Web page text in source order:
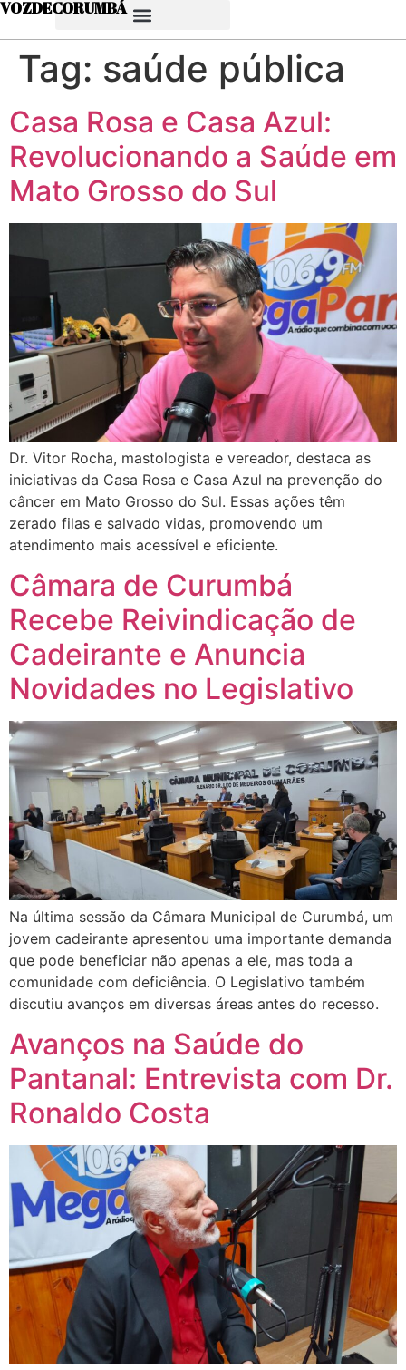
VOZDECORUMBÁ
Tag: saúde pública
Casa Rosa e Casa Azul:
Revolucionando a Saúde em
Mato Grosso do Sul
Dr. Vitor Rocha, mastologista e vereador, destaca as
iniciativas da Casa Rosa e Casa Azul na prevenção do
câncer em Mato Grosso do Sul. Essas ações têm
zerado filas e salvado vidas, promovendo um
atendimento mais acessível e eficiente.
Câmara de Curumbá
Recebe Reivindicação de
Cadeirante e Anuncia
Novidades no Legislativo
Na última sessão da Câmara Municipal de Curumbá, um
jovem cadeirante apresentou uma importante demanda
que pode beneficiar não apenas a ele, mas toda a
comunidade com deficiência. O Legislativo também
discutiu avanços em diversas áreas antes do recesso.
Avanços na Saúde do
Pantanal: Entrevista com Dr.
Ronaldo Costa